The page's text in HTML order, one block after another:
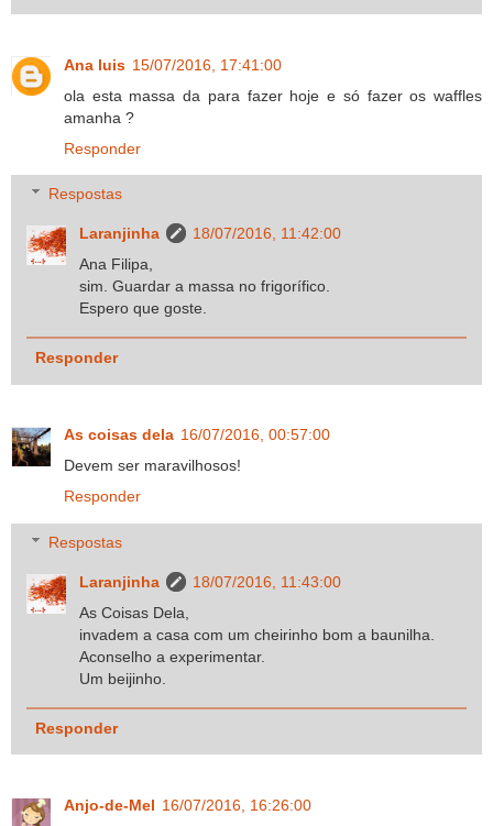
Ana luis 15/07/2016, 17:41:00
ola esta massa da para fazer hoje e só fazer os waffles
amanha ?
Responder
Respostas
Laranjinha
18/07/2016, 11:42:00
Ana Filipa,
sim. Guardar a massa no frigorífico.
Espero que goste.
Responder
As coisas dela 16/07/2016, 00:57:00
Devem ser maravilhosos!
Responder
Respostas
Laranjinha
18/07/2016, 11:43:00
As Coisas Dela,
invadem a casa com um cheirinho bom a baunilha.
Aconselho a experimentar.
Um beijinho.
Responder
Anjo-de-Mel 16/07/2016, 16:26:00